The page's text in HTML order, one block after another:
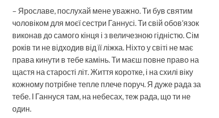
– Ярославе, послухай мене уважно. Ти був святим
чоловіком для моєї сестри Ганнусі. Ти свій обов’язок
виконав до самого кінця і з величезною гідністю. Сім
років ти не відходив від її ліжка. Ніхто у світі не має
права кинути в тебе камінь. Ти маєш повне право на
щастя на старості літ. Життя коротке, і на схилі віку
кожному потрібне тепле плече поруч. Я дуже рада за
тебе. І Ганнуся там, на небесах, теж рада, що ти не
один.